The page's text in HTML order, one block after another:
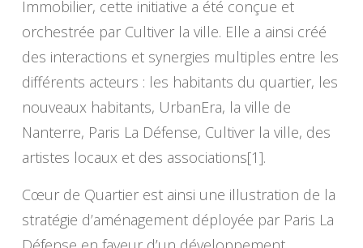
Immobilier, cette initiative a été conçue et
orchestrée par Cultiver la ville. Elle a ainsi créé
des interactions et synergies multiples entre les
différents acteurs : les habitants du quartier, les
nouveaux habitants, UrbanEra, la ville de
Nanterre, Paris La Défense, Cultiver la ville, des
artistes locaux et des associations[1].
Cœur de Quartier est ainsi une illustration de la
stratégie d’aménagement déployée par Paris La